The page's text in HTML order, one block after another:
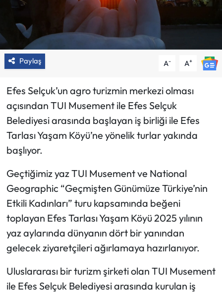
Paylaş A- A+
Efes Selçuk’un agro turizmin merkezi olması
açısından TUI Musement ile Efes Selçuk
Belediyesi arasında başlayan iş birliği ile Efes
Tarlası Yaşam Köyü’ne yönelik turlar yakında
başlıyor.
Geçtiğimiz yaz TUI Musement ve National
Geographic “Geçmişten Günümüze Türkiye’nin
Etkili Kadınları” turu kapsamında beğeni
toplayan Efes Tarlası Yaşam Köyü 2025 yılının
yaz aylarında dünyanın dört bir yanından
gelecek ziyaretçileri ağırlamaya hazırlanıyor.
Uluslararası bir turizm şirketi olan TUI Musement
ile Efes Selçuk Belediyesi arasında kurulan iş